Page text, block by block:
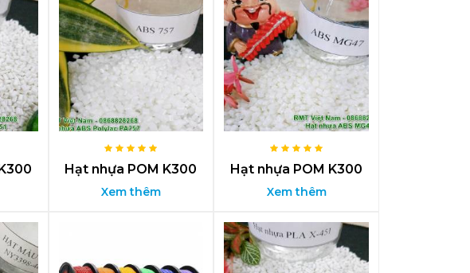
Hạt nhựa POM K300
Xem thêm
Hạt nhựa POM K300
Xem thêm